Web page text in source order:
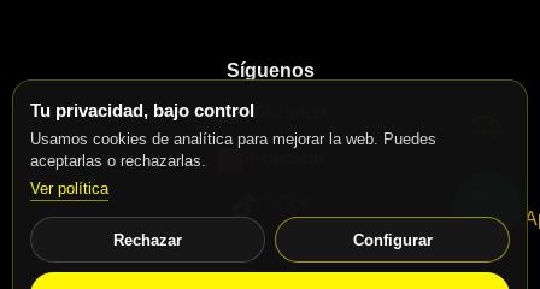
Tu privacidad, bajo control
Usamos cookies de analítica para mejorar la web. Puedes
aceptarlas o rechazarlas.
Ver política
Rechazar Configurar
Síguenos
WhatsApp